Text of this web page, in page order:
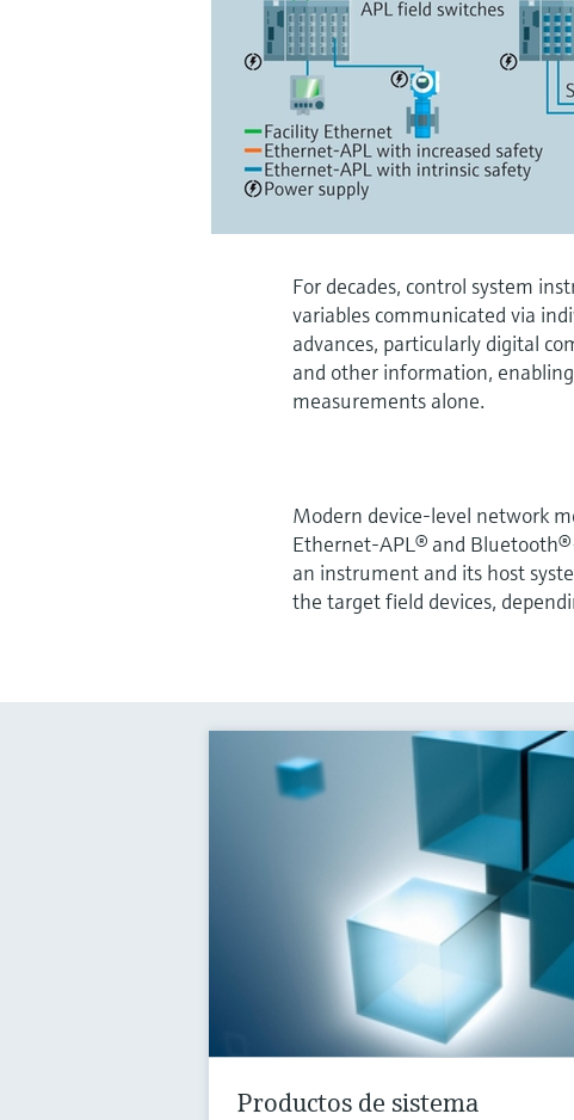
For decades, control system
variables communicated via
advances, particularly digital
and other information,
measurements alone.
Modern device-level network
Ethernet-APL® and
an instrument and its host
the target field devices,
Productos de sistema